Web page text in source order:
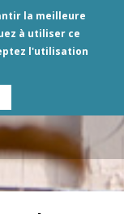
la meilleure
à utiliser ce
l'utilisation